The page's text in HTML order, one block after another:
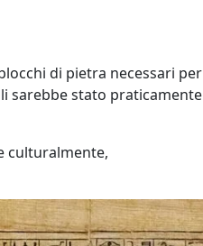
di pietra necessari per
sarebbe stato praticamente
culturalmente,